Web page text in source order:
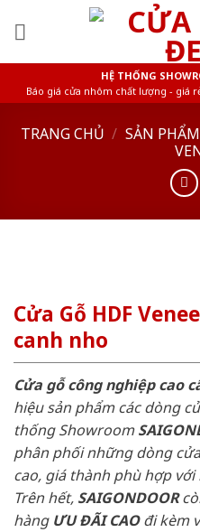
HỆ THỐNG
Báo giá cửa nhôm chất lượng - giá
TRANG CHỦ / SẢN PHẨM
Cửa Gỗ HDF
canh nho
Cửa gỗ công nghiệp cao
hiệu sản phẩm các dòng
thống Showroom
phân phối những dòng
cao, giá thành phù hợp
Trên hết, SAIGONDOOR
hàng ƯU ĐÃI CAOđi kèm